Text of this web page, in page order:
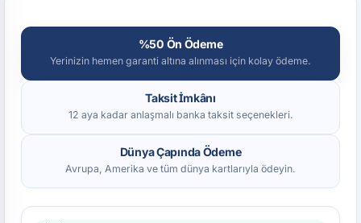
%50 Ön Ödeme
Yerinizin hemen garanti altına alınması için kolay ödeme.
Taksit İmkânı
12 aya kadar anlaşmalı banka taksit seçenekleri.
Dünya Çapında Ödeme
Avrupa, Amerika ve tüm dünya kartlarıyla ödeyin.